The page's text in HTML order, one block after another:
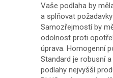
Vaše podlaha by
a splňovat požadavky
Samozřejmostí by
odolnost proti
úprava. Homogenní
Standard je robusní
podlahy nejvyšší